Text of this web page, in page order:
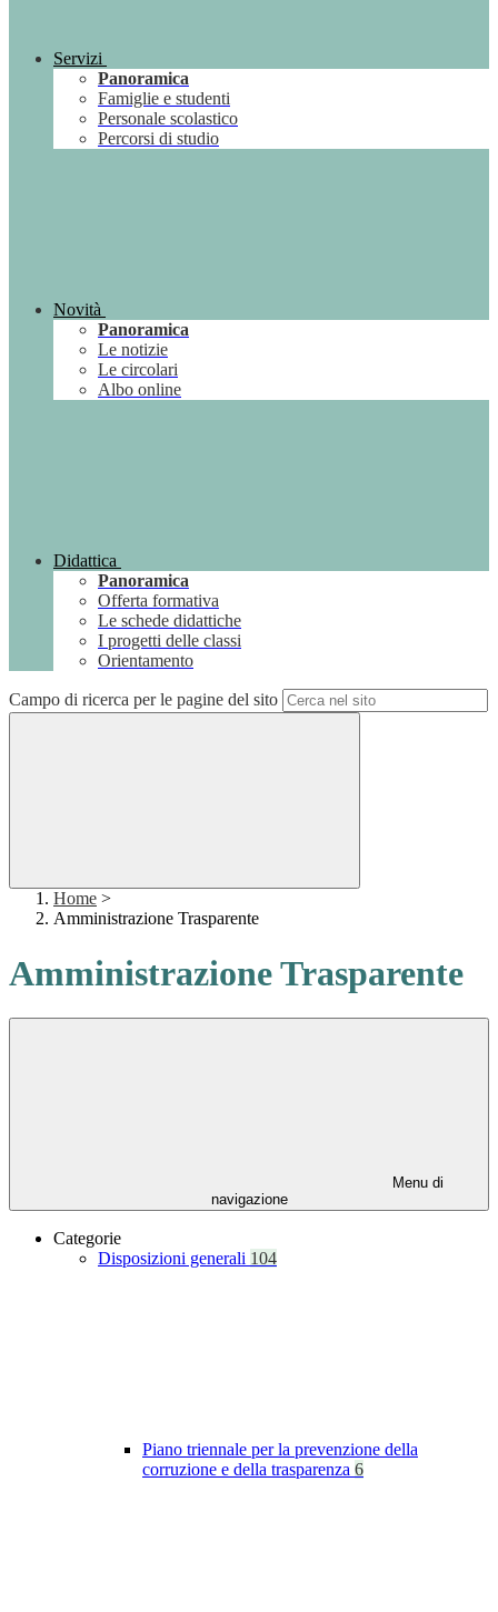
Servizi
Panoramica
Famiglie e studenti
Personale scolastico
Percorsi di studio
Novità
Panoramica
Le notizie
Le circolari
Albo online
Didattica
Panoramica
Offerta formativa
Le schede didattiche
I progetti delle classi
Orientamento
Campo di ricerca per le pagine del sito
Home >
Amministrazione Trasparente
Amministrazione Trasparente
Menu di
navigazione
Categorie
Disposizioni generali 104
Piano triennale per la prevenzione della
corruzione e della trasparenza 6